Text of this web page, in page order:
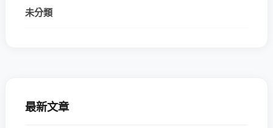
未分類
最新文章